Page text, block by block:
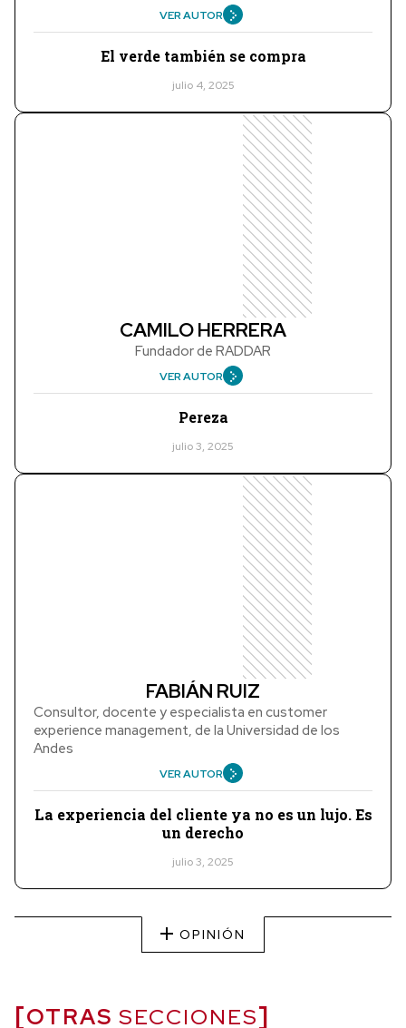
VER AUTOR
El verde también se compra
julio 4, 2025
CAMILO HERRERA
Fundador de RADDAR
VER AUTOR
Pereza
julio 3, 2025
FABIÁN RUIZ
Consultor, docente y especialista en customer
experience management, de la Universidad de los
Andes
VER AUTOR
La experiencia del cliente ya no es un lujo. Es
un derecho
julio 3, 2025
OPINIÓN
OTRAS SECCIONES